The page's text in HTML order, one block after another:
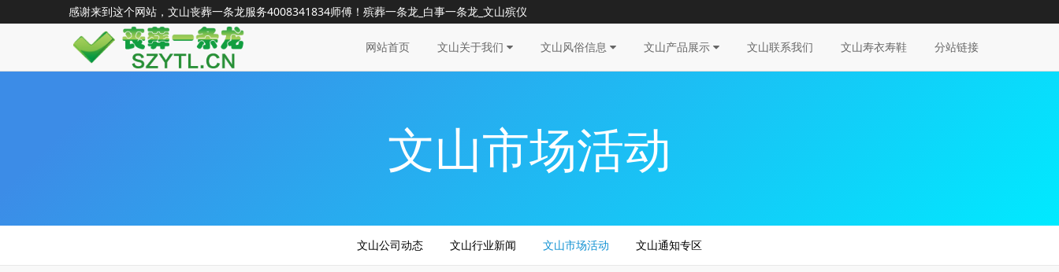
感谢来到这个网站，文山丧葬一条龙服务4008341834师傅！殡葬一条龙_白事一条龙_文山殡仪
网站首页 文山关于我们 文山风俗信息 文山产品展示 文山联系我们 文山寿衣寿鞋 分站链接
文山市场活动
文山公司动态 文山行业新闻 文山市场活动 文山通知专区